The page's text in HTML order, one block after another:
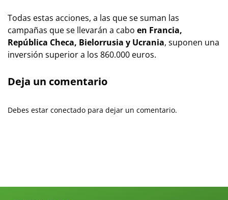
Todas estas acciones, a las que se suman las
campañas que se llevarán a cabo en Francia,
República Checa, Bielorrusia y Ucrania, suponen una
inversión superior a los 860.000 euros.
Deja un comentario
Debes estar conectado para dejar un comentario.